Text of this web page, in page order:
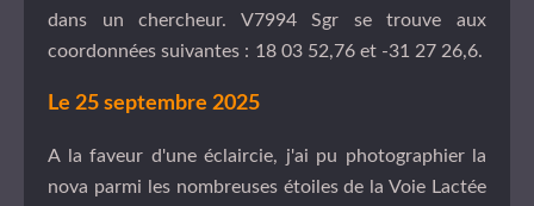
dans un chercheur. V7994 Sgr se trouve aux
coordonnées suivantes : 18 03 52,76 et -31 27 26,6.
Le 25 septembre 2025
A la faveur d'une éclaircie, j'ai pu photographier la
nova parmi les nombreuses étoiles de la Voie Lactée